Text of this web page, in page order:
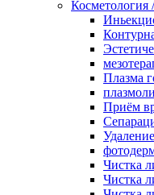
Косметология
Плазма
Приём
Чистка
Чистка